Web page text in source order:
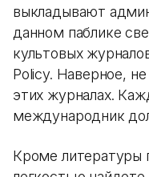
выкладывают
данном паблике
культовых
Policy. Наверное,
этих журналах.
международник
Кроме литературы